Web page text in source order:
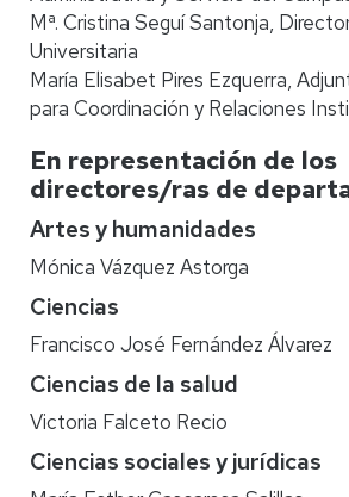
Mª. Cristina Seguí Santonja,
Universitaria
María Elisabet Pires Ezquerra,
para Coordinación y Relaciones
En representación de los
directores/ras de
Artes y humanidades
Mónica Vázquez Astorga
Ciencias
Francisco José Fernández Álvarez
Ciencias de la salud
Victoria Falceto Recio
Ciencias sociales y jurídicas